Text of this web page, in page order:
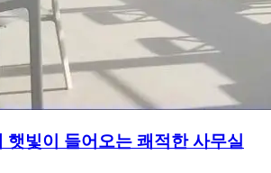
햇빛이 들어오는 쾌적한 사무실